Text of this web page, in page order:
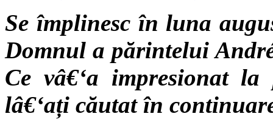
Se împlinesc în luna
Domnul a părintelui
Ce vâ€‘a impresionat
lâ€‘ați căutat în